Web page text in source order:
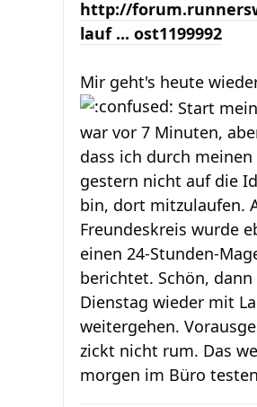
http://
lauf ... ost1199992
Mir geht's heute
Start
war vor 7 Minuten,
dass ich durch
gestern nicht auf die
bin, dort mitzulaufen.
Freundeskreis wurde
einen 24-Stunden-
berichtet. Schön,
Dienstag wieder mit
weitergehen.
zickt nicht rum. Das
morgen im Büro